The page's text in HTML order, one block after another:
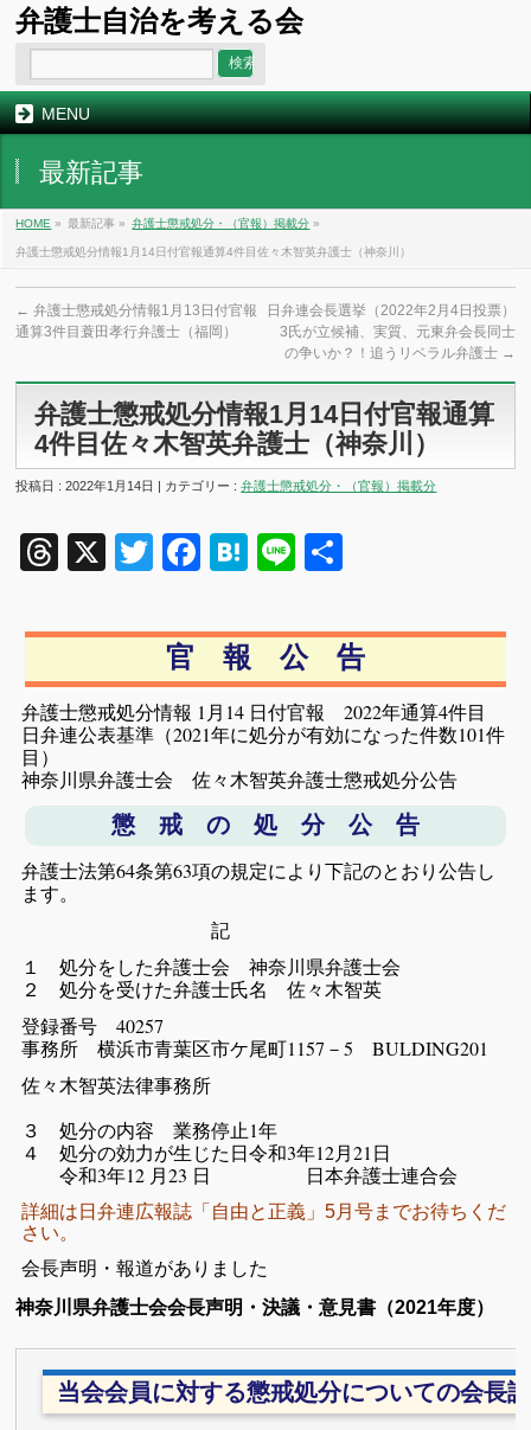
弁護士自治を考える会
MENU
最新記事
HOME » 最新記事 » 弁護士懲戒処分・（官報）掲載分 »
弁護士懲戒処分情報1月14日付官報通算4件目佐々木智英弁護士（神奈川）
← 弁護士懲戒処分情報1月13日付官報
通算3件目蓑田孝行弁護士（福岡）
日弁連会長選挙（2022年2月4日投票）
3氏が立候補、実質、元東弁会長同士
の争いか？！追うリベラル弁護士 →
弁護士懲戒処分情報1月14日付官報通算
4件目佐々木智英弁護士（神奈川）
投稿日 : 2022年1月14日 | カテゴリー :弁護士懲戒処分・（官報）掲載分
Threads
X TwitterFacebook
Hatena
Line
官 報 公 告
弁護士懲戒処分情報 1月14 日付官報 2022年通算4件目
日弁連公表基準（2021年に処分が有効になった件数101件
目）
神奈川県弁護士会 佐々木智英弁護士懲戒処分公告
懲 戒 の 処 分 公 告
弁護士法第64条第63項の規定により下記のとおり公告し
ます。
記
１ 処分をした弁護士会 神奈川県弁護士会
２ 処分を受けた弁護士氏名 佐々木智英
登録番号 40257
事務所 横浜市青葉区市ケ尾町1157－5 BULDING201
佐々木智英法律事務所
３ 処分の内容 業務停止1年
４ 処分の効力が生じた日令和3年12月21日
令和3年12 月23 日 日本弁護士連合会
詳細は日弁連広報誌「自由と正義」5月号までお待ちくだ
さい。
会長声明・報道がありました
神奈川県弁護士会会長声明・決議・意見書 （2021年度）
当会会員に対する懲戒処分についての会長